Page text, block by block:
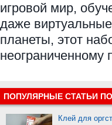
игровой мир,
даже
планеты, этот
неограниченному
ПОПУЛЯРНЫЕ СТАТЬИ
Клей для